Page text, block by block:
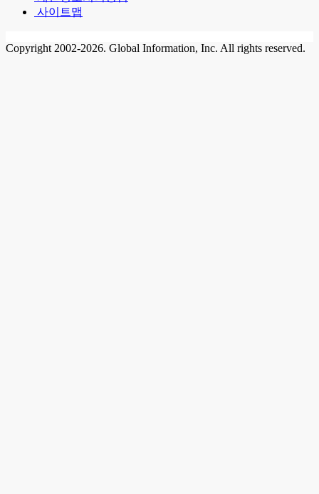
사이트맵
Copyright 2002-2026. Global Information, Inc. All rights reserved.